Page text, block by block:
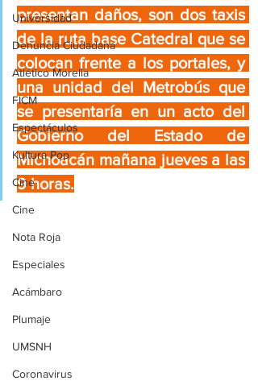
Universidad
Denuncia Ciudadana
Atlético Morelia
FICM
Espectáculos
Kultura Pop
Cine
Cine
Nota Roja
Especiales
Acámbaro
Plumaje
UMSNH
Coronavirus
presentan daños, son dos taxis
de la ruta base Catedral que se
colocan frente a los portales, y
una unidad del Metrobús que
se presentaría en un acto del
Gobierno del Estado de
Michoacán mañana jueves a las
9 horas.